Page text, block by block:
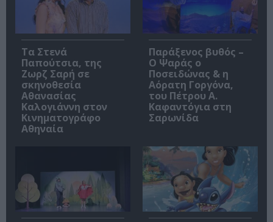
Τα Στενά
Παπούτσια, της
Ζωρζ Σαρή σε
σκηνοθεσία
Αθανασίας
Καλογιάννη στον
Κινηματογράφο
Αθηναία
Παράξενος βυθός –
Ο Ψαράς ο
Ποσειδώνας & η
Αόρατη Γοργόνα,
του Πέτρου Α.
Καφαντόγια στη
Σαρωνίδα